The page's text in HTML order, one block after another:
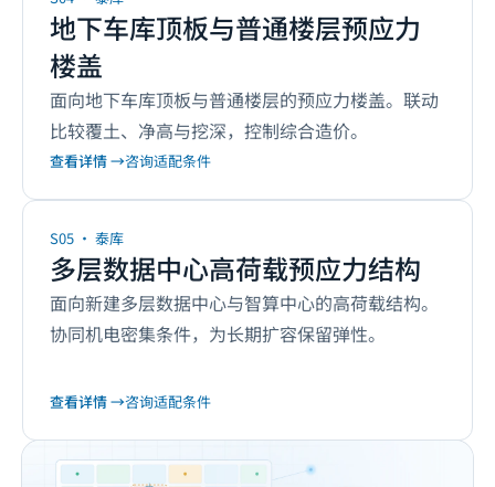
地下车库顶板与普通楼层预应力
楼盖
面向地下车库顶板与普通楼层的预应力楼盖。联动
比较覆土、净高与挖深，控制综合造价。
查看详情 →咨询适配条件
S05 · 泰库
多层数据中心高荷载预应力结构
面向新建多层数据中心与智算中心的高荷载结构。
协同机电密集条件，为长期扩容保留弹性。
查看详情 →咨询适配条件